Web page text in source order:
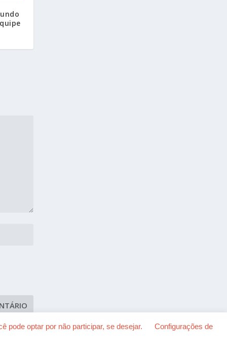
pode optar por não participar, se desejar. Configurações de